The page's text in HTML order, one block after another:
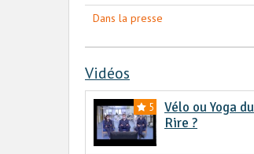
Dans la presse
Vidéos
5
Vélo ou Yoga du
Rire ?